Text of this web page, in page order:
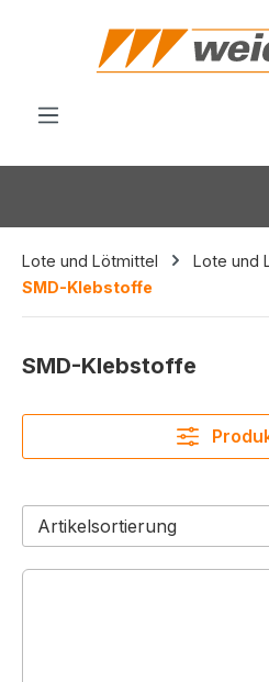
springen
Lote und Lötmittel
Lote und
SMD-Klebstoffe
SMD-Klebstoffe